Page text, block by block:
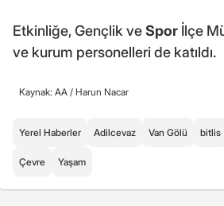
Etkinliğe, Gençlik veSpor İlçe
ve kurum personelleri de katıldı.
Kaynak: AA / Harun Nacar
Yerel Haberler Adilcevaz Van Gölü bitlis
Çevre Yaşam